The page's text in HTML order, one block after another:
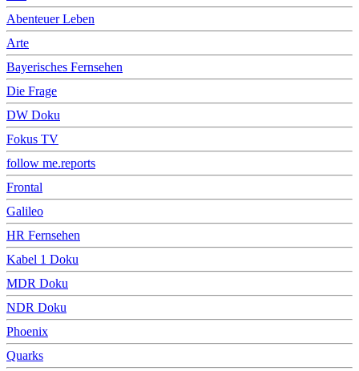
Abenteuer Leben
Arte
Bayerisches Fernsehen
Die Frage
DW Doku
Fokus TV
follow me.reports
Frontal
Galileo
HR Fernsehen
Kabel 1 Doku
MDR Doku
NDR Doku
Phoenix
Quarks